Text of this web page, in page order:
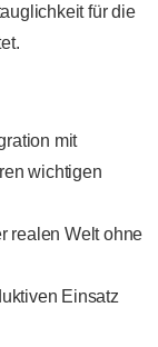
für die
mit
wichtigen
realen Welt ohne
Einsatz